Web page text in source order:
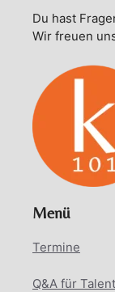
Du hast
Wir freuen
Menü
Termine
Q&A für